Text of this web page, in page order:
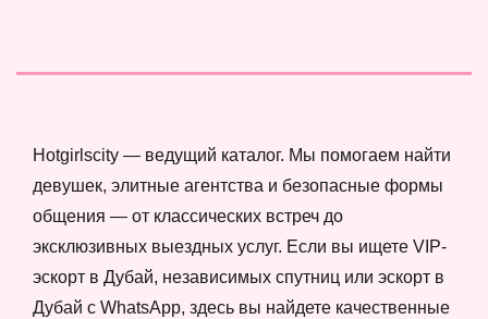
Hotgirlscity — ведущий каталог. Мы помогаем найти
девушек, элитные агентства и безопасные формы
общения — от классических встреч до
эксклюзивных выездных услуг. Если вы ищете VIP-
эскорт в Дубай, независимых спутниц или эскорт в
Дубай с WhatsApp, здесь вы найдете качественные